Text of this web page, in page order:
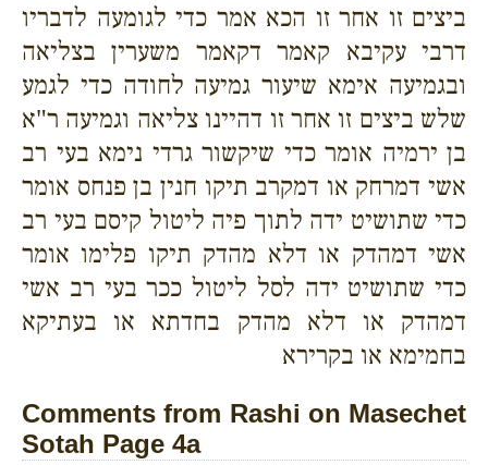
ביצים זו אחר זו הכא אמר כדי לגומעה לדבריו
דרבי עקיבא קאמר דקאמר משערין בצליאה
ובגמיעה אימא שיעור גמיעה לחודה כדי לגמע
שלש ביצים זו אחר זו דהיינו צליאה וגמיעה ר"א
בן ירמיה אומר כדי שיקשור גרדי נימא בעי רב
אשי דמרחק או דמקרב תיקו חנין בן פנחס אומר
כדי שתושיט ידה לתוך פיה ליטול קיסם בעי רב
אשי דמהדק או דלא מהדק תיקו פלימו אומר
כדי שתושיט ידה לסל ליטול ככר בעי רב אשי
דמהדק או דלא מהדק בחדתא או בעתיקא
בחמימא או בקרירא
Comments from Rashi on Masechet
Sotah Page 4a